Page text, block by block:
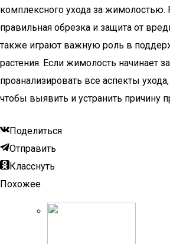
комплексного ухода за жимолостью.
правильная обрезка и защита от
также играют важную роль в
растения. Если жимолость начинает
проанализировать все аспекты
чтобы выявить и устранить причину
Поделиться
Отправить
Класснуть
Похожее